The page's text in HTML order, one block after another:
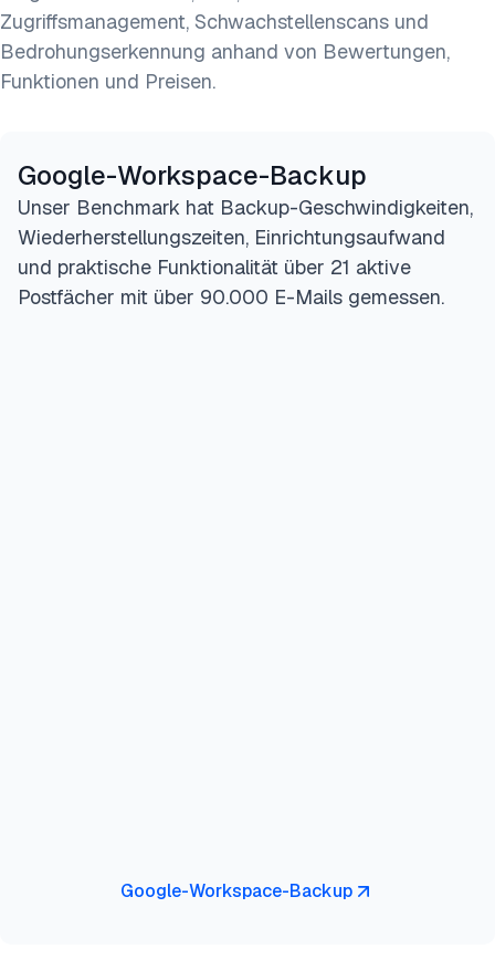
Zugriffsmanagement, Schwachstellenscans und
Bedrohungserkennung anhand von Bewertungen,
Funktionen und Preisen.
Google-Workspace-Backup
Unser Benchmark hat Backup-Geschwindigkeiten,
Wiederherstellungszeiten, Einrichtungsaufwand
und praktische Funktionalität über 21 aktive
Postfächer mit über 90.000 E-Mails gemessen.
Google-Workspace-Backup